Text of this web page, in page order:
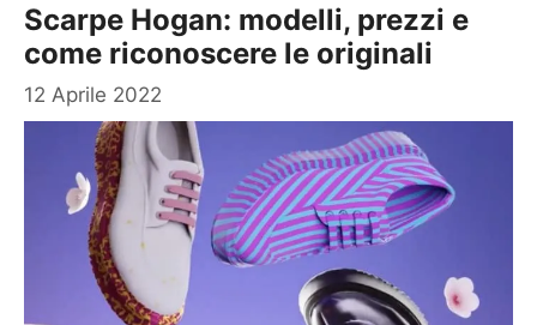
Scarpe Hogan: modelli, prezzi e
come riconoscere le originali
12 Aprile 2022